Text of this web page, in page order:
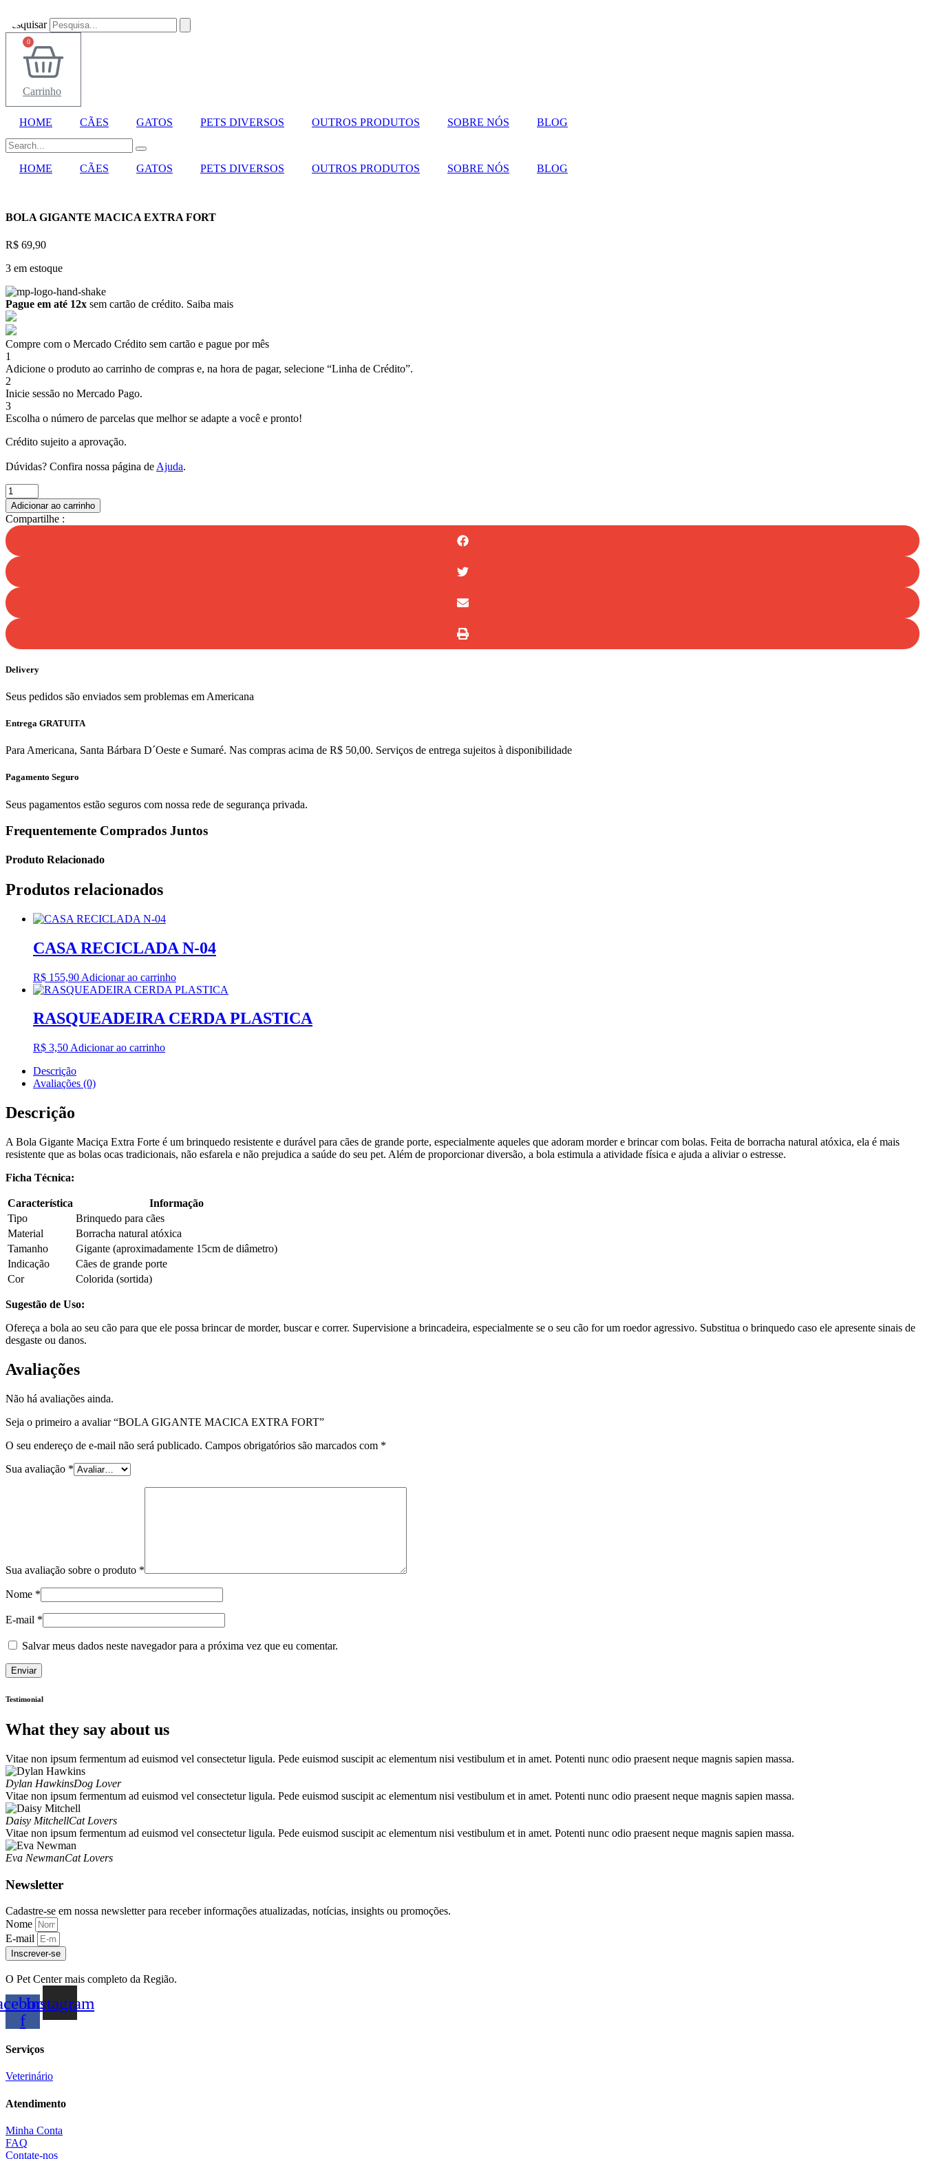
para
o
conteúdo
Pesquisar
0
Carrinho
HOME CÃES GATOS PETS DIVERSOS OUTROS PRODUTOS SOBRE NÓS BLOG
HOME CÃES GATOS PETS DIVERSOS OUTROS PRODUTOS SOBRE NÓS BLOG
BOLA GIGANTE MACICA EXTRA FORT
R$ 69,90
3 em estoque
Pague em até 12x sem cartão de crédito. Saiba mais
Compre com o Mercado Crédito sem cartão e pague por mês
1
Adicione o produto ao carrinho de compras e, na hora de pagar, selecione “Linha de Crédito”.
2
Inicie sessão no Mercado Pago.
3
Escolha o número de parcelas que melhor se adapte a você e pronto!
Crédito sujeito a aprovação.
Dúvidas? Confira nossa página de Ajuda.
BOLA
GIGANTE
MACICA
EXTRA
FORT
quantidade
Adicionar ao carrinho
Compartilhe :
Delivery
Seus pedidos são enviados sem problemas em Americana
Entrega GRATUITA
Para Americana, Santa Bárbara D´Oeste e Sumaré. Nas compras acima de R$ 50,00. Serviços de entrega sujeitos à disponibilidade
Pagamento Seguro
Seus pagamentos estão seguros com nossa rede de segurança privada.
Frequentemente Comprados Juntos
Produto Relacionado
Produtos relacionados
CASA RECICLADA N-04
R$ 155,90 Adicionar ao carrinho
RASQUEADEIRA CERDA PLASTICA
R$ 3,50 Adicionar ao carrinho
Descrição
Avaliações (0)
Descrição
A Bola Gigante Maciça Extra Forte é um brinquedo resistente e durável para cães de grande porte, especialmente aqueles que adoram morder e brincar com bolas. Feita de borracha natural atóxica, ela é mais
resistente que as bolas ocas tradicionais, não esfarela e não prejudica a saúde do seu pet. Além de proporcionar diversão, a bola estimula a atividade física e ajuda a aliviar o estresse.
Ficha Técnica:
Característica
Informação
Tipo
Brinquedo para cães
Material
Borracha natural atóxica
Tamanho
Gigante (aproximadamente 15cm de diâmetro)
Indicação
Cães de grande porte
Cor
Colorida (sortida)
Sugestão de Uso:
Ofereça a bola ao seu cão para que ele possa brincar de morder, buscar e correr. Supervisione a brincadeira, especialmente se o seu cão for um roedor agressivo. Substitua o brinquedo caso ele apresente sinais de
desgaste ou danos.
Avaliações
Não há avaliações ainda.
Seja o primeiro a avaliar “BOLA GIGANTE MACICA EXTRA FORT”
O seu endereço de e-mail não será publicado. Campos obrigatórios são marcados com *
Sua avaliação *
Sua avaliação sobre o produto *
Nome *
E-mail *
Salvar meus dados neste navegador para a próxima vez que eu comentar.
Testimonial
What they say about us
Vitae non ipsum fermentum ad euismod vel consectetur ligula. Pede euismod suscipit ac elementum nisi vestibulum et in amet. Potenti nunc odio praesent neque magnis sapien massa.
Dylan HawkinsDog Lover
Vitae non ipsum fermentum ad euismod vel consectetur ligula. Pede euismod suscipit ac elementum nisi vestibulum et in amet. Potenti nunc odio praesent neque magnis sapien massa.
Daisy MitchellCat Lovers
Vitae non ipsum fermentum ad euismod vel consectetur ligula. Pede euismod suscipit ac elementum nisi vestibulum et in amet. Potenti nunc odio praesent neque magnis sapien massa.
Eva NewmanCat Lovers
Newsletter
Cadastre-se em nossa newsletter para receber informações atualizadas, notícias, insights ou promoções.
Nome
E-mail
Inscrever-se
O Pet Center mais completo da Região.
f
Instagram
Serviços
Veterinário
Atendimento
Minha Conta
FAQ
Contate-nos